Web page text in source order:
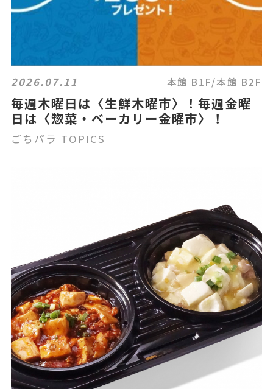
2026.07.11 本館 B1F/本館 B2F
毎週木曜日は〈生鮮木曜市〉！毎週金曜
日は〈惣菜・ベーカリー金曜市〉！
ごちパラ TOPICS